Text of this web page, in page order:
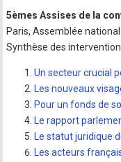
5èmes Assises de la
Paris, Assemblée
Synthèse des
Un secteur crucial
Les nouveaux
Pour un fonds de
Le rapport
Le statut juridique
Les acteurs